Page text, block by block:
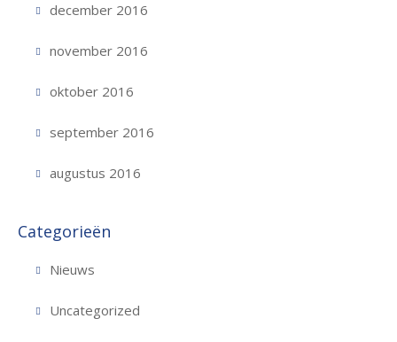
december 2016
november 2016
oktober 2016
september 2016
augustus 2016
Categorieën
Nieuws
Uncategorized